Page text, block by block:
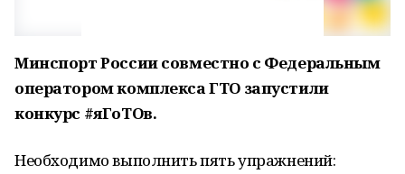
Минспорт России совместно с Федеральным
оператором комплекса ГТО запустили
конкурс #яГоТОв.
Необходимо выполнить пять упражнений: